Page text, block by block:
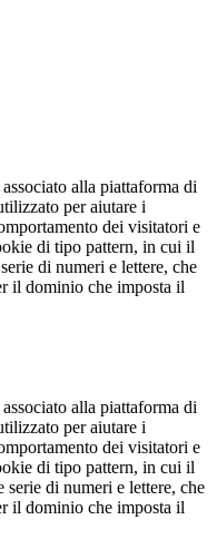
alla piattaforma di
per aiutare i
dei visitatori e
di tipo pattern, in cui il
di numeri e lettere, che
il dominio che imposta il
alla piattaforma di
per aiutare i
dei visitatori e
di tipo pattern, in cui il
serie di numeri e lettere, che
il dominio che imposta il